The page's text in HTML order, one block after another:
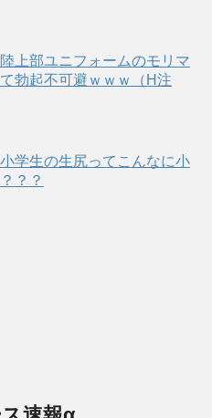
陸上部ユニフォームのモリマ
勃起不可避ｗｗｗ（H注
小学生の生尻ってこんなに小
？？